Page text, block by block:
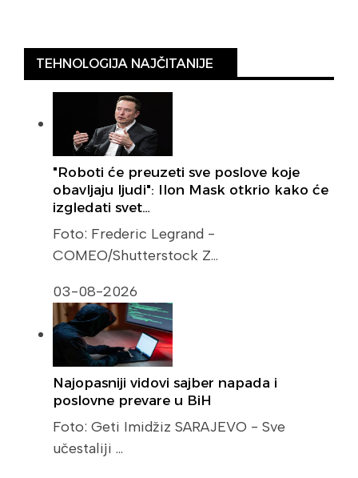
TEHNOLOGIJA NAJČITANIJE
"Roboti će preuzeti sve poslove koje
obavljaju ljudi": Ilon Mask otkrio kako će
izgledati svet…
Foto: Frederic Legrand -
COMEO/Shutterstock Z…
03-08-2026
Najopasniji vidovi sajber napada i
poslovne prevare u BiH
Foto: Geti Imidžiz SARAJEVO - Sve
učestaliji …